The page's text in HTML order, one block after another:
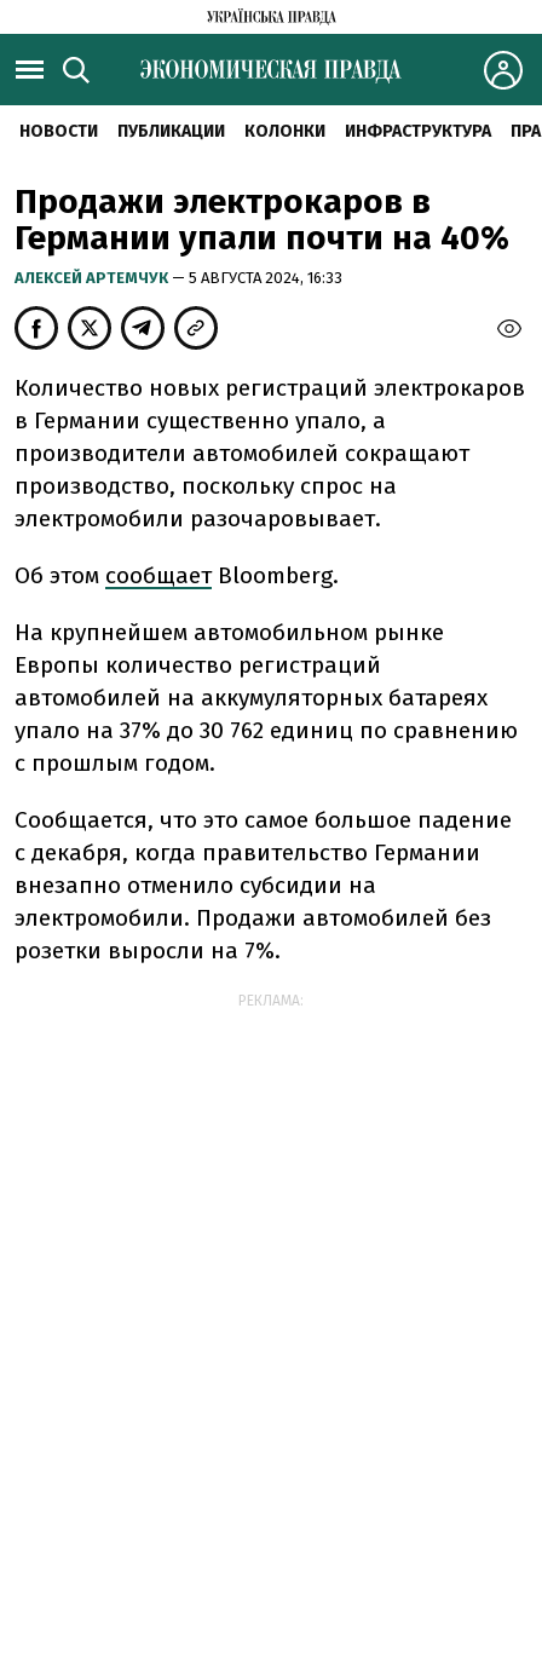
НОВОСТИ ПУБЛИКАЦИИ КОЛОНКИ ИНФРАСТРУКТУРА
Продажи электрокаров в
Германии упали почти на 40%
АЛЕКСЕЙ АРТЕМЧУК — 5 АВГУСТА 2024, 16:33
Количество новых регистраций электрокаров
в Германии существенно упало, а
производители автомобилей сокращают
производство, поскольку спрос на
электромобили разочаровывает.
Об этом сообщаетBloomberg.
На крупнейшем автомобильном рынке
Европы количество регистраций
автомобилей на аккумуляторных батареях
упало на 37% до 30 762 единиц по сравнению
с прошлым годом.
Сообщается, что это самое большое падение
с декабря, когда правительство Германии
внезапно отменило субсидии на
электромобили. Продажи автомобилей без
розетки выросли на 7%.
РЕКЛАМА: